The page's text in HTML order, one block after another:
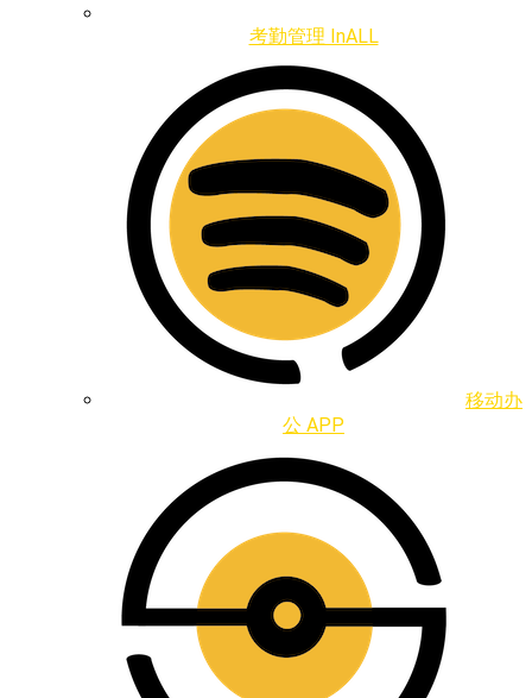
考勤管理 InALL
移动办
公 APP